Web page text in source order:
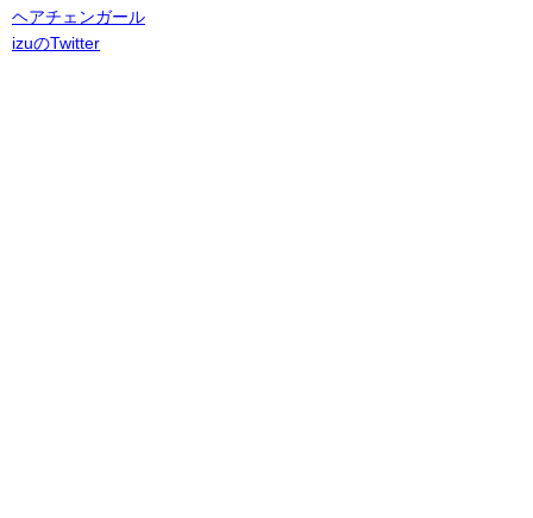
ヘアチェンガール
izuのTwitter